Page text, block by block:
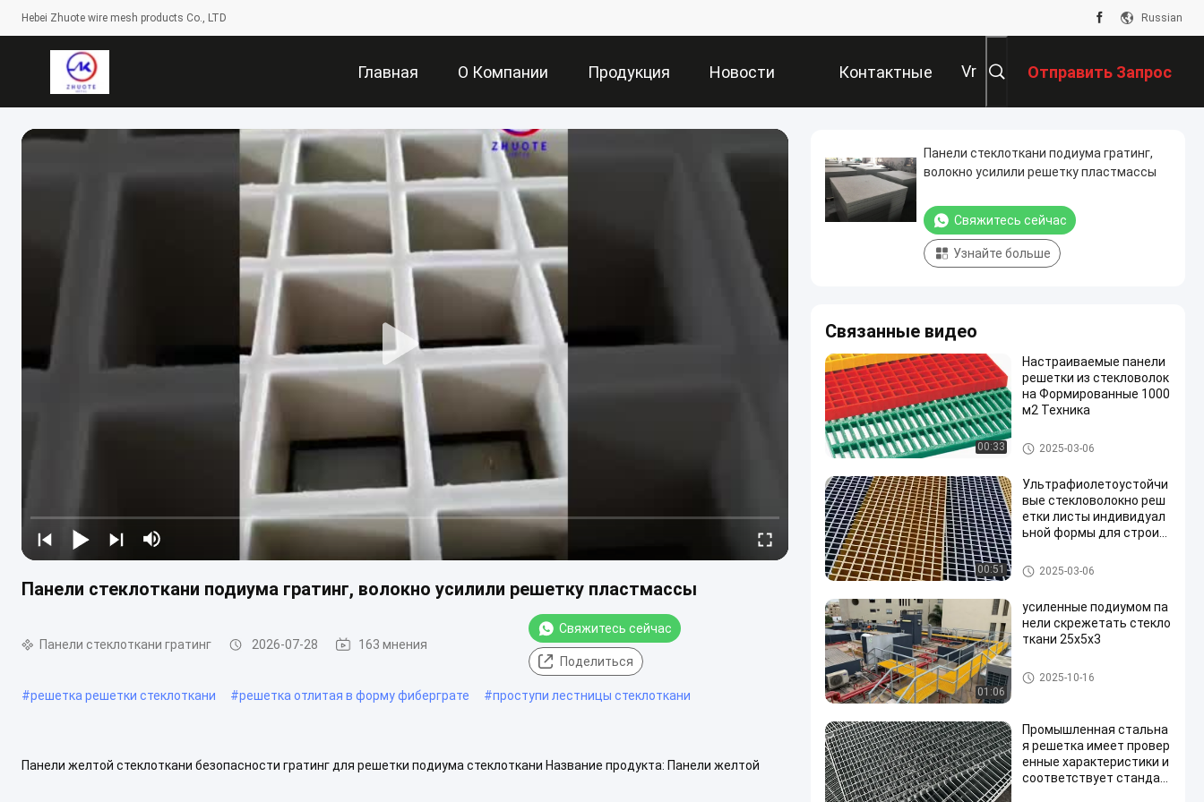
Hebei Zhuote wire mesh products Co., LTD Russian
Главная
Страница
О Компании Продукция Новости Контактные
Данные
Vr Отправить Запрос
Панели стеклоткани подиума гратинг, волокно усилили решетку пластмассы
Панели стеклоткани гратинг 2026-07-28 163 мнения
Свяжитесь сейчас
Поделиться
#решетка решетки стеклоткани #решетка отлитая в форму фиберграте #проступи лестницы стеклоткани
Панели желтой стеклоткани безопасности гратинг для решетки подиума стеклоткани Название продукта: Панели желтой
Панели стеклоткани подиума гратинг,
волокно усилили решетку пластмассы
Свяжитесь сейчас
Узнайте больше
Связанные видео
00:33
Настраиваемые панели
решетки из стекловолок
на Формированные 1000
м2 Техника
Панели стеклоткани гратинг
2025-03-06
00:51
Ультрафиолетоустойчи
вые стекловолокно реш
етки листы индивидуал
ьной формы для строит
Панели стеклоткани гратинг
2025-03-06
01:06
усиленные подиумом па
нели скрежетать стекло
ткани 25x5x3
Панели стеклоткани гратинг
2025-10-16
Промышленная стальна
я решетка имеет провер
енные характеристики и
соответствует стандар